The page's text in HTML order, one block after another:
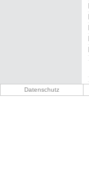
Datenschutz